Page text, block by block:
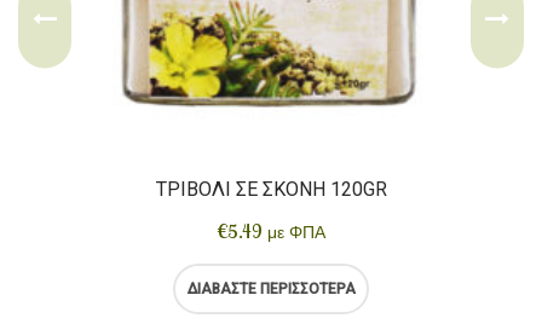
ΤΡΙΒΌΛΙ ΣΕ ΣΚΌΝΗ 120GR
€5.49 με ΦΠΑ
ΔΙΑΒΆΣΤΕ ΠΕΡΙΣΣΌΤΕΡΑ